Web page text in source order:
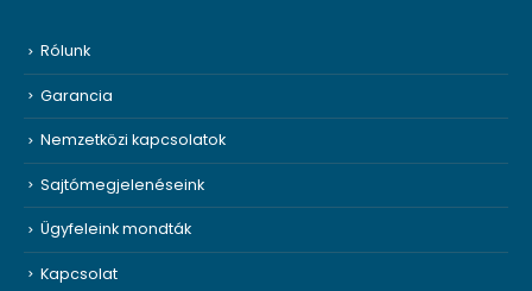
Rólunk
Garancia
Nemzetközi kapcsolatok
Sajtómegjelenéseink
Ügyfeleink mondták
Kapcsolat